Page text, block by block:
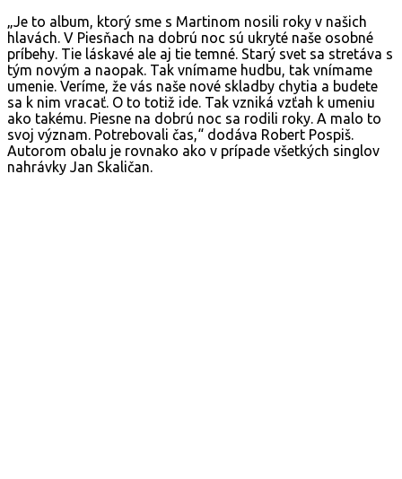
„Je to album, ktorý sme s Martinom nosili roky v našich
hlavách. V Piesňach na dobrú noc sú ukryté naše osobné
príbehy. Tie láskavé ale aj tie temné. Starý svet sa stretáva s
tým novým a naopak. Tak vnímame hudbu, tak vnímame
umenie. Veríme, že vás naše nové skladby chytia a budete
sa k nim vracať. O to totiž ide. Tak vzniká vzťah k umeniu
ako takému. Piesne na dobrú noc sa rodili roky. A malo to
svoj význam. Potrebovali čas,“ dodáva Robert Pospiš.
Autorom obalu je rovnako ako v prípade všetkých singlov
nahrávky Jan Skaličan.